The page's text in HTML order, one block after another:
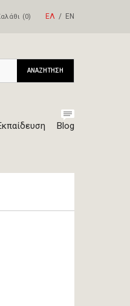
(0) ΕΛ ΕΝ
Blog
ΑΝΑΖΗΤΗΣΗ